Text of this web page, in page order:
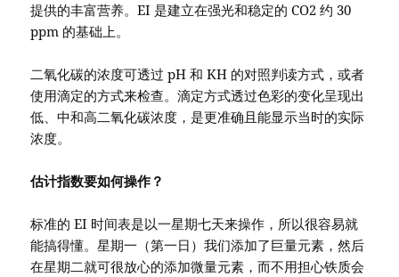
提供的丰富营养。EI 是建立在强光和稳定的 CO2 约 30
ppm 的基础上。
二氧化碳的浓度可透过 pH 和 KH 的对照判读方式，或者
使用滴定的方式来检查。滴定方式透过色彩的变化呈现出
低、中和高二氧化碳浓度，是更准确且能显示当时的实际
浓度。
估计指数要如何操作？
标准的 EI 时间表是以一星期七天来操作，所以很容易就
能搞得懂。星期一（第一日）我们添加了巨量元素，然后
在星期二就可很放心的添加微量元素，而不用担心铁质会